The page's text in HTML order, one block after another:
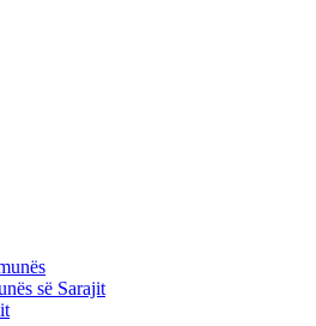
së Sarajit